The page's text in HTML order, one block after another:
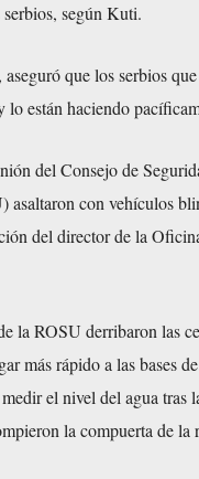
según Kuti.
que los serbios
lo están haciendo
del Consejo de
con vehículos
del director de la
la ROSU derribaron las
más rápido a las bases
el nivel del agua tras
la compuerta de la